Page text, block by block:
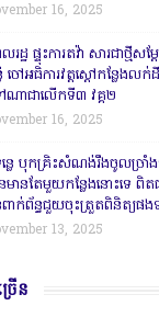
16, 2025
រដ្ឋ ផ្ទុះការតវ៉ា សារជាថ្មី
ចៅអធិការវត្តស្ដៅកន្លែងល
ណាជាលើកទី៣ វគ្គ២
16, 2025
ន្លេ បុកគ្រិះសំណង់រឹងចូលច្រាំ
មានតែមួយកន្លែងនោះទេ ពិ
ពាក់ព័ន្ធជួយចុះត្រួតពិនិត្យផង
13, 2025
ើន